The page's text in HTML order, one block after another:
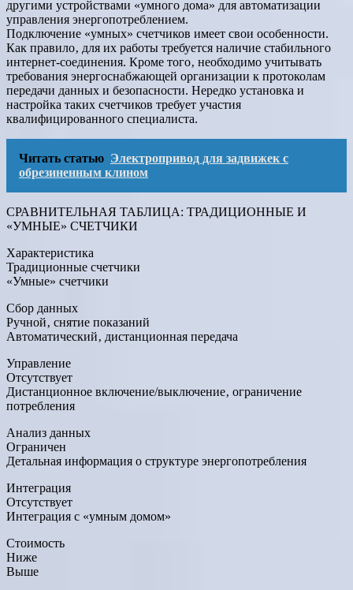
другими устройствами «умного дома» для автоматизации
управления энергопотреблением.
Подключение «умных» счетчиков имеет свои особенности.
Как правило‚ для их работы требуется наличие стабильного
интернет-соединения. Кроме того‚ необходимо учитывать
требования энергоснабжающей организации к протоколам
передачи данных и безопасности. Нередко установка и
настройка таких счетчиков требует участия
квалифицированного специалиста.
Читать статью Электропривод для задвижек с
обрезиненным клином
СРАВНИТЕЛЬНАЯ ТАБЛИЦА: ТРАДИЦИОННЫЕ И
«УМНЫЕ» СЧЕТЧИКИ
Характеристика
Традиционные счетчики
«Умные» счетчики
Сбор данных
Ручной‚ снятие показаний
Автоматический‚ дистанционная передача
Управление
Отсутствует
Дистанционное включение/выключение‚ ограничение
потребления
Анализ данных
Ограничен
Детальная информация о структуре энергопотребления
Интеграция
Отсутствует
Интеграция с «умным домом»
Стоимость
Ниже
Выше